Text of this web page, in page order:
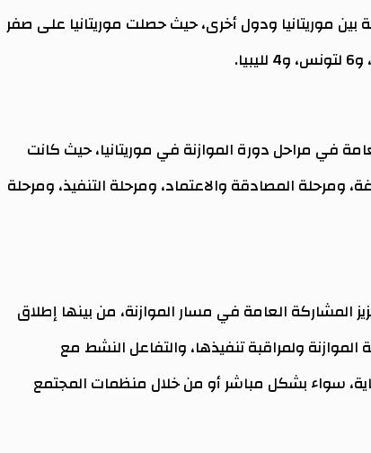
موريتانيا ودول أخرى، حيث حصلت موريتانيا على صفر
في مراحل دورة الموازنة في موريتانيا، حيث كانت
ومرحلة المصادقة والاعتماد، ومرحلة التنفيذ، ومرحلة
المشاركة العامة في مسار الموازنة، من بينها إطلاق
الموازنة ولمراقبة تنفيذها، والتفاعل النشط مع
سواء بشكل مباشر أو من خلال منظمات المجتمع